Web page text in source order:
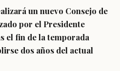
un nuevo Consejo de
por el Presidente
el fin de la temporada
dos años del actual